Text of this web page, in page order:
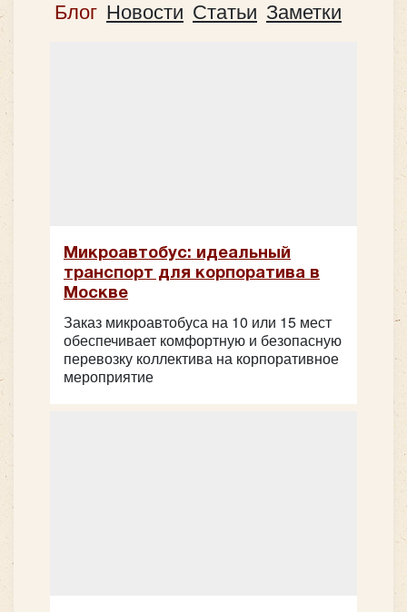
Блог Новости Статьи Заметки
Микроавтобус: идеальный
транспорт для корпоратива в
Москве
Заказ микроавтобуса на 10 или 15 мест
обеспечивает комфортную и безопасную
перевозку коллектива на корпоративное
мероприятие